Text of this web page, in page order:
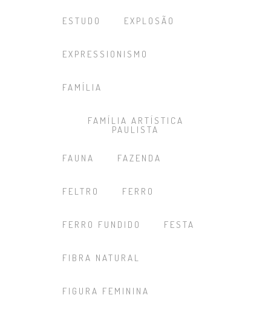
ESTUDO EXPLOSÃO
EXPRESSIONISMO
FAMÍLIA
FAMÍLIA ARTÍSTICA
PAULISTA
FAUNA FAZENDA
FELTRO FERRO
FERRO FUNDIDO FESTA
FIBRA NATURAL
FIGURA FEMININA